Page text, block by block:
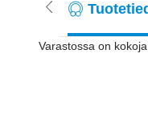
Varastossa on